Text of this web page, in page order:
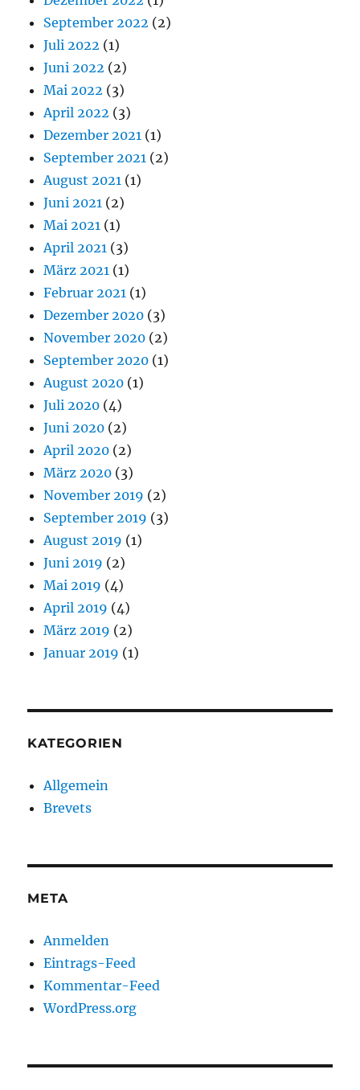
September 2022 (2)
Juli 2022 (1)
Juni 2022 (2)
Mai 2022 (3)
April 2022 (3)
Dezember 2021 (1)
September 2021 (2)
August 2021 (1)
Juni 2021 (2)
Mai 2021 (1)
April 2021 (3)
März 2021 (1)
Februar 2021 (1)
Dezember 2020 (3)
November 2020 (2)
September 2020 (1)
August 2020 (1)
Juli 2020 (4)
Juni 2020 (2)
April 2020 (2)
März 2020 (3)
November 2019 (2)
September 2019 (3)
August 2019 (1)
Juni 2019 (2)
Mai 2019 (4)
April 2019 (4)
März 2019 (2)
Januar 2019 (1)
KATEGORIEN
Allgemein
Brevets
META
Anmelden
Eintrags-Feed
Kommentar-Feed
WordPress.org